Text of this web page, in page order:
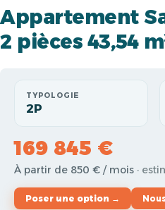
Appartement
2 pièces 43,54
TYPOLOGIE
2P
169 845 €
À partir de 850 € / mois ·
Poser une option →